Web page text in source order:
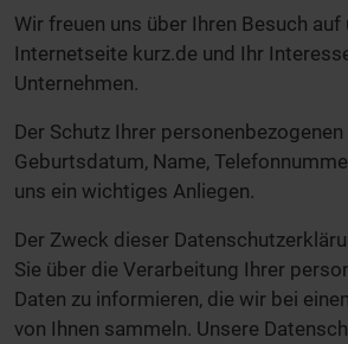
Wir freuen uns über Ihren Besuch auf
Internetseite kurz.de und Ihr
Unternehmen.
Der Schutz Ihrer personenbezogenen
Geburtsdatum, Name,
uns ein wichtiges Anliegen.
Der Zweck dieser
Sie über die Verarbeitung Ihrer
Daten zu informieren, die wir bei
von Ihnen sammeln. Unsere